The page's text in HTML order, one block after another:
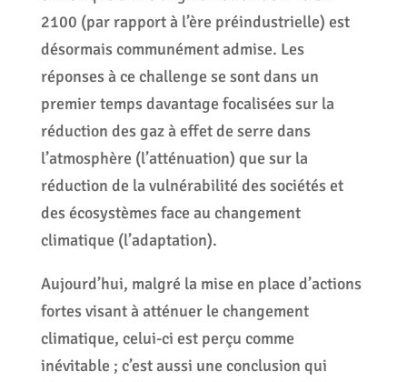
2100 (par rapport à l’ère préindustrielle) est
désormais communément admise. Les
réponses à ce challenge se sont dans un
premier temps davantage focalisées sur la
réduction des gaz à effet de serre dans
l’atmosphère (l’atténuation) que sur la
réduction de la vulnérabilité des sociétés et
des écosystèmes face au changement
climatique (l’adaptation).
Aujourd’hui, malgré la mise en place d’actions
fortes visant à atténuer le changement
climatique, celui-ci est perçu comme
inévitable ; c’est aussi une conclusion qui